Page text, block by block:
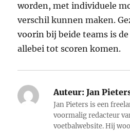
worden, met individuele
verschil kunnen maken.
voorin bij beide teams is
allebei tot scoren komen.
Auteur: Jan
Jan Pieters is een
voormalig redacteur
voetbalwebsite. Hij